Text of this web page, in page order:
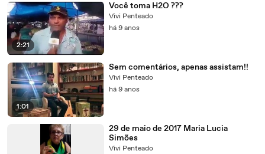
2:21
Você toma H2O ???
Vivi Penteado
há 9 anos
1:01
Sem comentários, apenas assistam!!
Vivi Penteado
há 9 anos
29 de maio de 2017 Maria Lucia
Simões
Vivi Penteado